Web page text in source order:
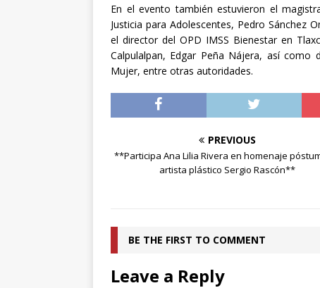
En el evento también estuvieron el
Justicia para Adolescentes, Pedro Sánchez
el director del OPD IMSS Bienestar en
Calpulalpan, Edgar Peña Nájera, así
Mujer, entre otras autoridades.
PREVIOUS
**Participa Ana Lilia Rivera en homenaje
artista plástico Sergio Rascón**
BE THE FIRST TO COMMENT
Leave a Reply